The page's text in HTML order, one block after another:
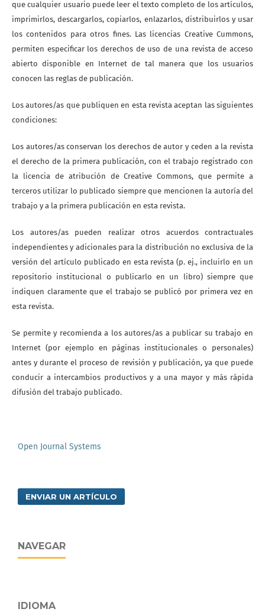
que cualquier usuario puede leer el texto completo de los artículos,
imprimirlos, descargarlos, copiarlos, enlazarlos, distribuirlos y usar
los contenidos para otros fines. Las licencias Creative Cummons,
permiten especificar los derechos de uso de una revista de acceso
abierto disponible en Internet de tal manera que los usuarios
conocen las reglas de publicación.
Los autores/as que publiquen en esta revista aceptan las siguientes
condiciones:
Los autores/as conservan los derechos de autor y ceden a la revista
el derecho de la primera publicación, con el trabajo registrado con
la licencia de atribución de Creative Commons, que permite a
terceros utilizar lo publicado siempre que mencionen la autoría del
trabajo y a la primera publicación en esta revista.
Los autores/as pueden realizar otros acuerdos contractuales
independientes y adicionales para la distribución no exclusiva de la
versión del artículo publicado en esta revista (p. ej., incluirlo en un
repositorio institucional o publicarlo en un libro) siempre que
indiquen claramente que el trabajo se publicó por primera vez en
esta revista.
Se permite y recomienda a los autores/as a publicar su trabajo en
Internet (por ejemplo en páginas institucionales o personales)
antes y durante el proceso de revisión y publicación, ya que puede
conducir a intercambios productivos y a una mayor y más rápida
difusión del trabajo publicado.
Open Journal Systems
ENVIAR UN ARTÍCULO
NAVEGAR
IDIOMA